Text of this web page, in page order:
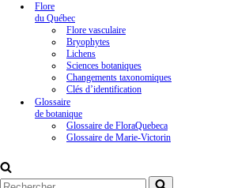
Flore
du Québec
Flore vasculaire
Bryophytes
Lichens
Sciences botaniques
Changements taxonomiques
Clés d’identification
Glossaire
de botanique
Glossaire de FloraQuebeca
Glossaire de Marie-Victorin
Rechercher...